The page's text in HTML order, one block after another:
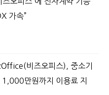
가속”
비즈오피스), 중소기
1,000만원까지 이용료 지